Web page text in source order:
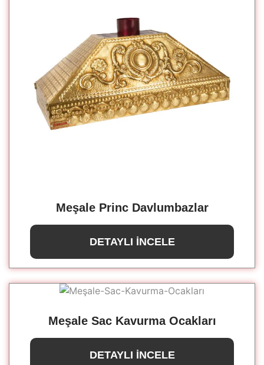
Meşale Princ Davlumbazlar
DETAYLI İNCELE
Meşale Sac Kavurma Ocakları
DETAYLI İNCELE